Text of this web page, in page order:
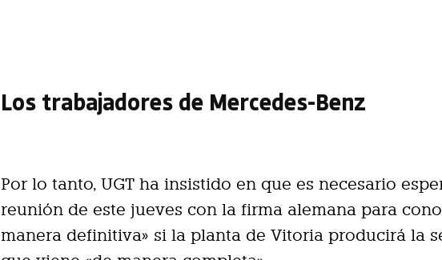
Los trabajadores de Mercedes-Benz
Por lo tanto, UGT ha insistido en que es necesario
reunión de este jueves con la firma alemana para
manera definitiva» si la planta de Vitoria producirá la